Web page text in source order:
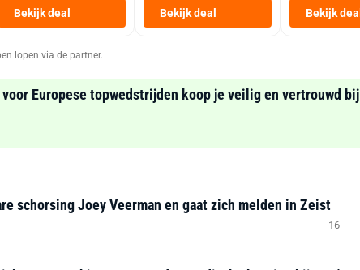
Bekijk deal
Heteluchtfriteuse
Zwart
Bekijk deal Bekijk deal
lopen via de partner.
Europese topwedstrijden koop je veilig en vertrouwd bij
schorsing Joey Veerman en gaat zich melden in Zeist
16